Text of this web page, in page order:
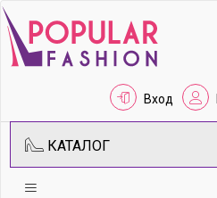
Вход
КАТАЛОГ